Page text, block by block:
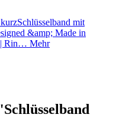
mit
&amp; Made in
| Rin… Mehr